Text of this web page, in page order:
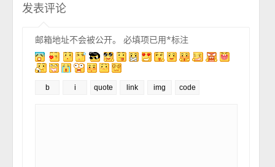
发表评论
邮箱地址不会被公开。 必填项已用*标注